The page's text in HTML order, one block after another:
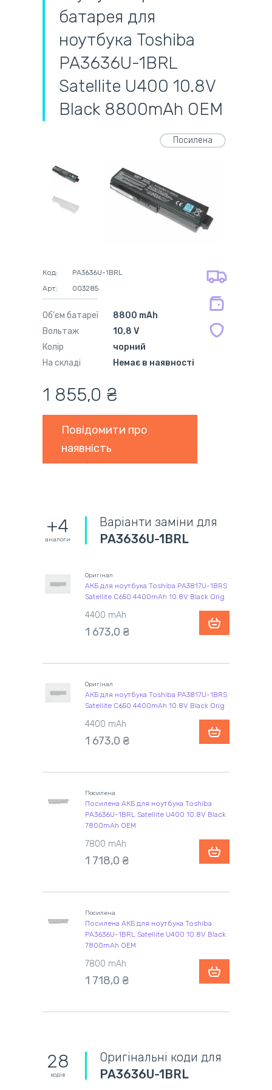
батарея для
ноутбука Toshiba
PA3636U-1BRL
Satellite U400 10.8V
Black 8800mAh OEM
Посилена
Код:
PA3636U-1BRL
Арт:
003285
Об'єм батареї
8800 mAh
Вольтаж
10,8 V
Колір
чорний
На складі
Немає в наявності
1 855,0 ₴
Повідомити про
наявність
самовивіз
на оригінальні блоки живлення 12
на сумісні блоки живлення 12 міс.
+4
аналоги
Варіанти заміни для
PA3636U-1BRL
Оригінал
АКБ для ноутбука Toshiba PA3817U-1BRS
Satellite C650 4400mAh 10.8V Black Orig
4400 mAh
1 673,0 ₴
Оригінал
АКБ для ноутбука Toshiba PA3817U-1BRS
Satellite C650 4400mAh 10.8V Black Orig
4400 mAh
1 673,0 ₴
Посилена
Посилена АКБ для ноутбука Toshiba
PA3636U-1BRL Satellite U400 10.8V Black
7800mAh OEM
7800 mAh
1 718,0 ₴
Посилена
Посилена АКБ для ноутбука Toshiba
PA3636U-1BRL Satellite U400 10.8V Black
7800mAh OEM
7800 mAh
1 718,0 ₴
28
кодів
Оригінальні коди для
PA3636U-1BRL